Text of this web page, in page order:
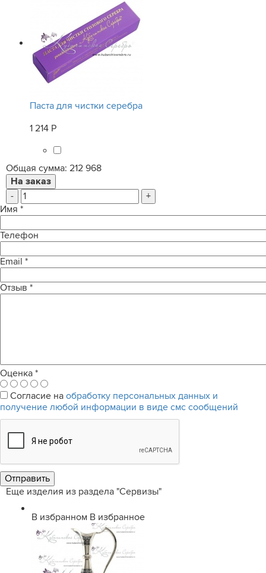
Паста для чистки серебра
1 214 Р
Общая сумма: 212 968
-
+
Имя *
Телефон
Email *
Отзыв *
Оценка *
Согласие на обработку персональных данных и
получение любой информации в виде смс сообщений
Еще изделия из раздела "Сервизы"
В избранном В избранное